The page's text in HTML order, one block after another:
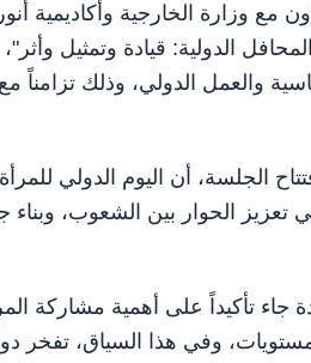
بالتعاون مع وزارة الخارجية
الدولية: قيادة وتمثيل
والعمل الدولي، وذلك تزامناً
الجلسة، أن اليوم الدولي
تعزيز الحوار بين الشعوب،
جاء تأكيداً على أهمية مشاركة
وفي هذا السياق، تفخر